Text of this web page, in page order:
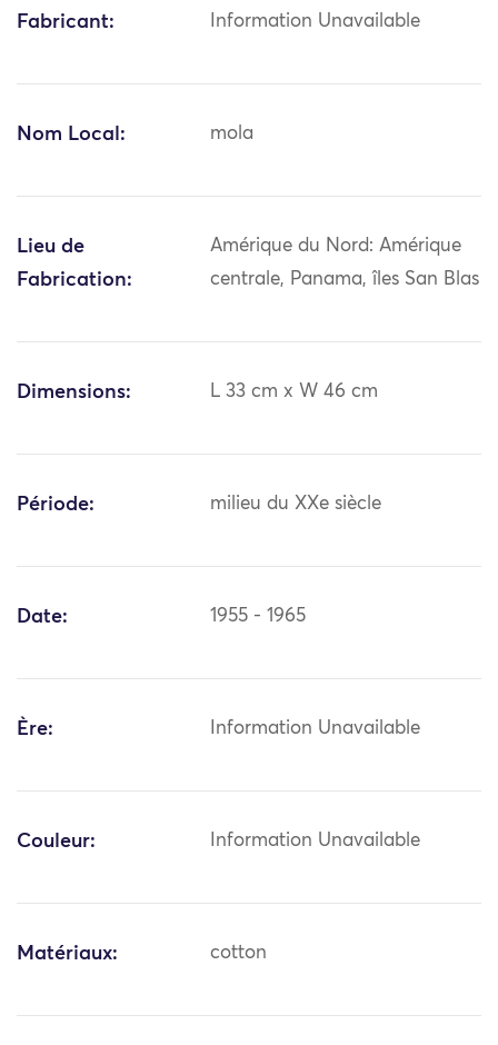
Fabricant: Information Unavailable
Nom Local: mola
Lieu de
Fabrication:
Amérique du Nord: Amérique
centrale, Panama, îles San Blas
Dimensions: L 33 cm x W 46 cm
Période: milieu du XXe siècle
Date: 1955 - 1965
Ère: Information Unavailable
Couleur: Information Unavailable
Matériaux: cotton